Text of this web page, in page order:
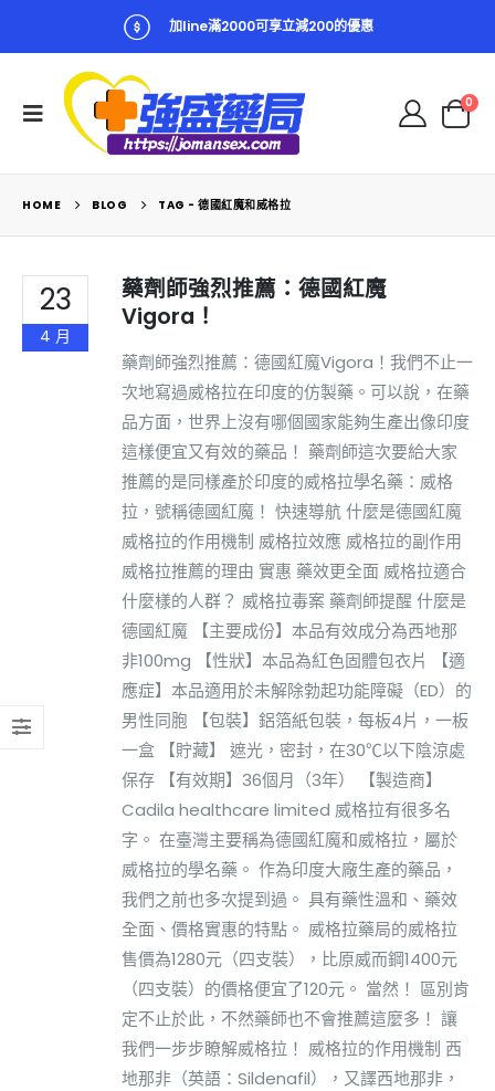
加line滿2000可享立減200的優惠
0
HOME BLOG TAG - 德國紅魔和威格拉
23
4 月
藥劑師強烈推薦：德國紅魔
Vigora！
藥劑師強烈推薦：德國紅魔Vigora！我們不止一
次地寫過威格拉在印度的仿製藥。可以說，在藥
品方面，世界上沒有哪個國家能夠生產出像印度
這樣便宜又有效的藥品！ 藥劑師這次要給大家
推薦的是同樣產於印度的威格拉學名藥：威格
拉，號稱德國紅魔！ 快速導航 什麼是德國紅魔
威格拉的作用機制 威格拉效應 威格拉的副作用
威格拉推薦的理由 實惠 藥效更全面 威格拉適合
什麼樣的人群？ 威格拉毒案 藥劑師提醒 什麼是
德國紅魔 【主要成份】本品有效成分為西地那
非100mg 【性狀】本品為紅色固體包衣片 【適
應症】本品適用於未解除勃起功能障礙（ED）的
男性同胞 【包裝】鋁箔紙包裝，每板4片，一板
一盒 【貯藏】 遮光，密封，在30℃以下陰涼處
保存 【有效期】36個月（3年） 【製造商】
Cadila healthcare limited 威格拉有很多名
字。 在臺灣主要稱為德國紅魔和威格拉，屬於
威格拉的學名藥。 作為印度大廠生產的藥品，
我們之前也多次提到過。 具有藥性溫和、藥效
全面、價格實惠的特點。 威格拉藥局的威格拉
售價為1280元（四支裝），比原威而鋼1400元
（四支裝）的價格便宜了120元。 當然！ 區別肯
定不止於此，不然藥師也不會推薦這麼多！ 讓
我們一步步瞭解威格拉！ 威格拉的作用機制 西
地那非（英語：Sildenafil），又譯西地那非，